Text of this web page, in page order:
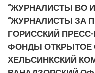
“ЖУРНАЛИСТЫ ВО
“ЖУРНАЛИСТЫ ЗА
ГОРИССКИЙ
ФОНДЫ ОТКРЫТОЕ
ХЕЛЬСИНКСКИЙ